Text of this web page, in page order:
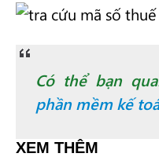
Có thể bạn
phần mềm kế
XEM THÊM